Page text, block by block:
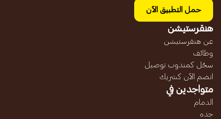
حمل التطبيق الآن
هنقرستيشن
عن هنقرستيشن
وظائف
سجّل كمندوب توصيل
انضم الآن كشريك
متواجدين في
الدمام
جده